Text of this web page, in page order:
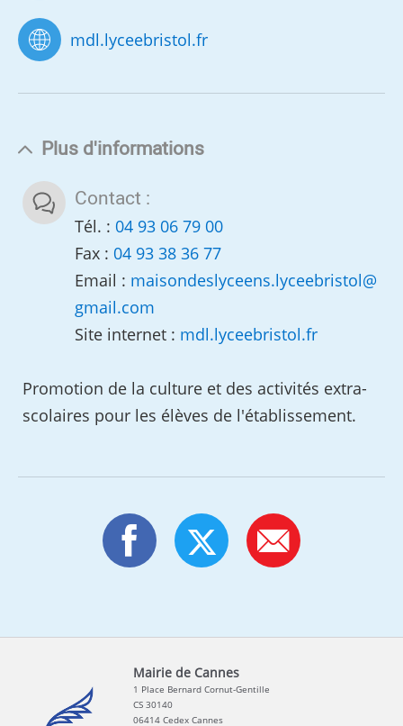
mdl.lyceebristol.fr
Plus d'informations
Contact :
Tél. : 04 93 06 79 00
Fax : 04 93 38 36 77
Email : maisondeslyceens.lyceebristol@
gmail.com
Site internet : mdl.lyceebristol.fr
Promotion de la culture et des activités extra-
scolaires pour les élèves de l'établissement.
Mairie de Cannes
1 Place Bernard Cornut-Gentille
CS 30140
06414 Cedex Cannes